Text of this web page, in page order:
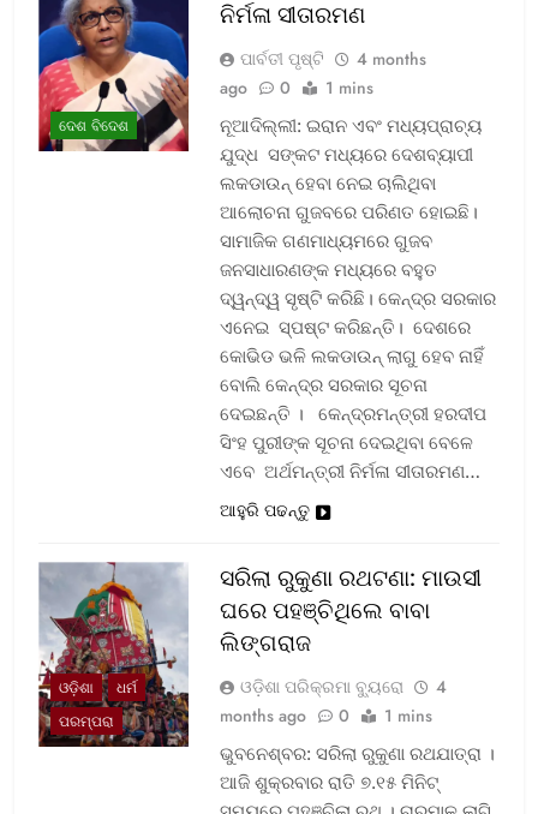
ଦେଶ ବିଦେଶ
ନିର୍ମଳା ସୀତାରମଣ
ପାର୍ବତୀ ପୃଷ୍ଟି
4 months
ago
0 1 mins
ନୂଆଦିଲ୍ଲୀ: ଇରାନ ଏବଂ ମଧ୍ୟପ୍ରାଚ୍ୟ
ଯୁଦ୍ଧ ସଙ୍କଟ ମଧ୍ୟରେ ଦେଶବ୍ୟାପୀ
ଲକଡାଉନ୍ ହେବା ନେଇ ଚାଲିଥିବା
ଆଲୋଚନା ଗୁଜବରେ ପରିଣତ ହୋଇଛି।
ସାମାଜିକ ଗଣମାଧ୍ୟମରେ ଗୁଜବ
ଜନସାଧାରଣଙ୍କ ମଧ୍ୟରେ ବହୁତ
ଦ୍ୱନ୍ଦ୍ୱ ସୃଷ୍ଟି କରିଛି। କେନ୍ଦ୍ର ସରକାର
ଏନେଇ ସ୍ପଷ୍ଟ କରିଛନ୍ତି। ଦେଶରେ
କୋଭିଡ ଭଳି ଲକଡାଉନ୍ ଲାଗୁ ହେବ ନାହିଁ
ବୋଲି କେନ୍ଦ୍ର ସରକାର ସୂଚନା
ଦେଇଛନ୍ତି । କେନ୍ଦ୍ରମନ୍ତ୍ରୀ ହରଦୀପ
ସିଂହ ପୁରୀଙ୍କ ସୂଚନା ଦେଇଥିବା ବେଳେ
ଏବେ ଅର୍ଥମନ୍ତ୍ରୀ ନିର୍ମଳା ସୀତାରମଣ…
ଆହୁରି ପଢନ୍ତୁ
ଓଡ଼ିଶା
ଧର୍ମ
ପରମ୍ପରା
ସରିଲା ରୁକୁଣା ରଥଟଣା: ମାଉସୀ
ଘରେ ପହଞ୍ଚିଥିଲେ ବାବା
ଲିଙ୍ଗରାଜ
ଓଡ଼ିଶା ପରିକ୍ରମା ବ୍ୟୁରୋ
4
months ago
0 1 mins
ଭୁବନେଶ୍ବର: ସରିଲା ରୁକୁଣା ରଥଯାତ୍ରା ।
ଆଜି ଶୁକ୍ରବାର ରାତି ୭.୧୫ ମିନିଟ୍